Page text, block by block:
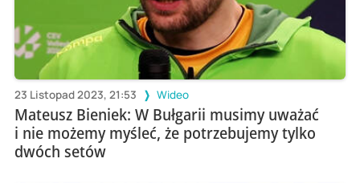
23 Listopad 2023, 21:53 Wideo
Mateusz Bieniek: W Bułgarii musimy uważać
i nie możemy myśleć, że potrzebujemy tylko
dwóch setów